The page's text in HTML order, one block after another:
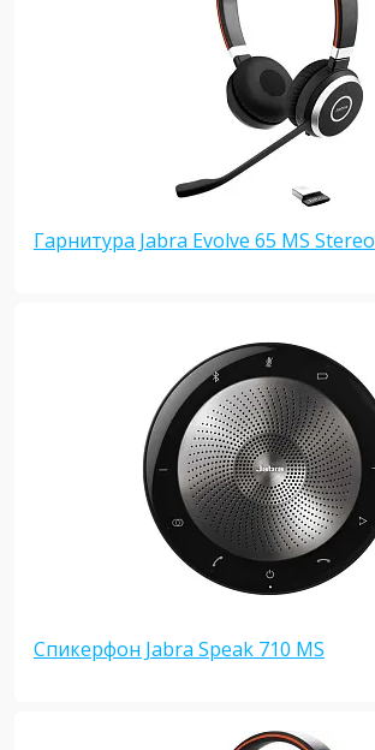
Гарнитура Jabra Evolve 65 MS Stereo
Спикерфон Jabra Speak 710 MS